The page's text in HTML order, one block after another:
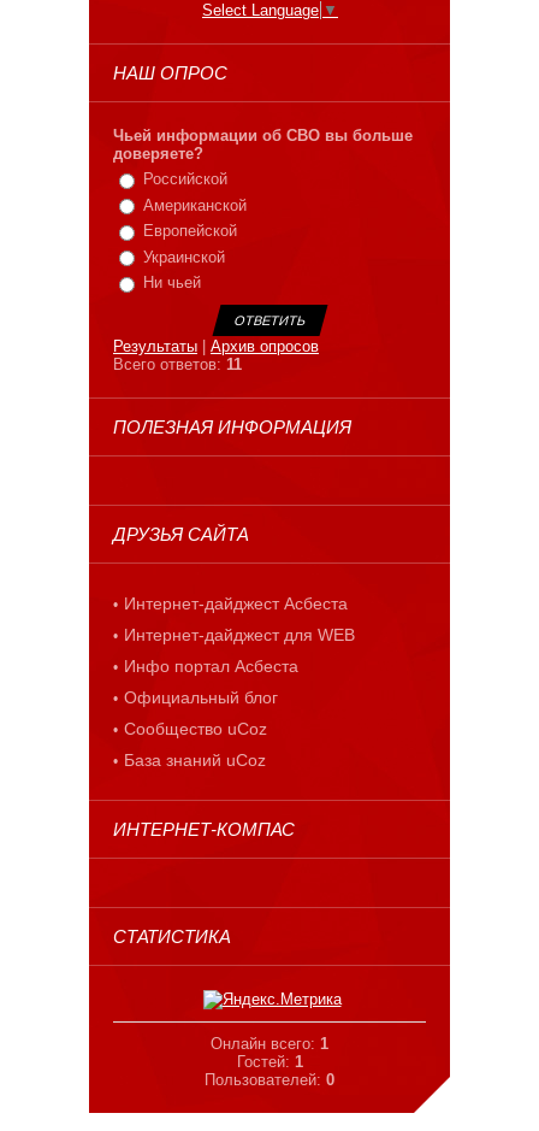
Select Language ▼
НАШ ОПРОС
Чьей информации об СВО вы больше
доверяете?
Российской
Американской
Европейской
Украинской
Ни чьей
Результаты
Архив опросов
Всего ответов: 11
ПОЛЕЗНАЯ ИНФОРМАЦИЯ
ДРУЗЬЯ САЙТА
Интернет-дайджест Асбеста
Интернет-дайджест для WEB
Инфо портал Асбеста
Официальный блог
Сообщество uCoz
База знаний uCoz
ИНТЕРНЕТ-КОМПАС
СТАТИСТИКА
Онлайн всего: 1
Гостей: 1
Пользователей: 0